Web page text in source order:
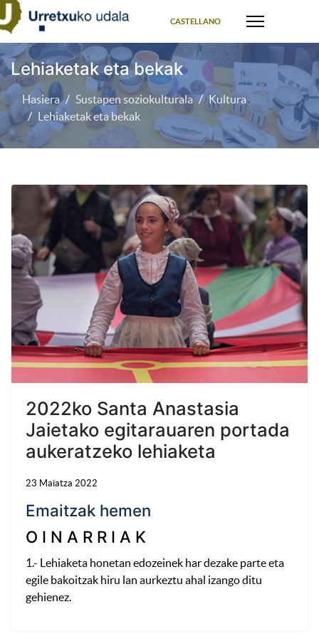
CASTELLANO
Lehiaketak eta bekak
Hasiera Sustapen soziokulturala
Kultura
Lehiaketak eta bekak
2022ko Santa Anastasia
Jaietako egitarauaren portada
aukeratzeko lehiaketa
23 Maiatza 2022
Emaitzak hemen
O I N A R R I A K
1.- Lehiaketa honetan edozeinek har dezake parte eta
egile bakoitzak hiru lan aurkeztu ahal izango ditu
gehienez.